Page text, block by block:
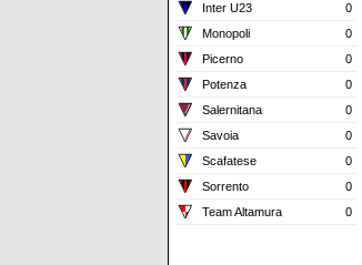
Inter U23
0
Monopoli
0
Picerno
0
Potenza
0
Salernitana
0
Savoia
0
Scafatese
0
Sorrento
0
Team Altamura
0